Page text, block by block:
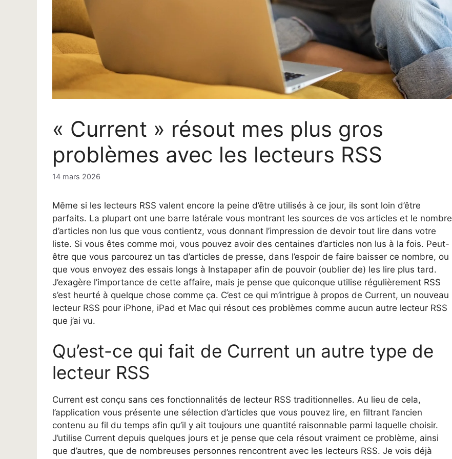
« Current » résout mes plus gros
problèmes avec les lecteurs RSS
14 mars 2026
Même si les lecteurs RSS valent encore la peine d’être utilisés à ce jour, ils sont loin d’être
parfaits. La plupart ont une barre latérale vous montrant les sources de vos articles et le nombre
d’articles non lus que vous contientz, vous donnant l’impression de devoir tout lire dans votre
liste. Si vous êtes comme moi, vous pouvez avoir des centaines d’articles non lus à la fois. Peut-
être que vous parcourez un tas d’articles de presse, dans l’espoir de faire baisser ce nombre, ou
que vous envoyez des essais longs à Instapaper afin de pouvoir (oublier de) les lire plus tard.
J’exagère l’importance de cette affaire, mais je pense que quiconque utilise régulièrement RSS
s’est heurté à quelque chose comme ça. C’est ce qui m’intrigue à propos de Current, un nouveau
lecteur RSS pour iPhone, iPad et Mac qui résout ces problèmes comme aucun autre lecteur RSS
que j’ai vu.
Qu’est-ce qui fait de Current un autre type de
lecteur RSS
Current est conçu sans ces fonctionnalités de lecteur RSS traditionnelles. Au lieu de cela,
l’application vous présente une sélection d’articles que vous pouvez lire, en filtrant l’ancien
contenu au fil du temps afin qu’il y ait toujours une quantité raisonnable parmi laquelle choisir.
J’utilise Current depuis quelques jours et je pense que cela résout vraiment ce problème, ainsi
que d’autres, que de nombreuses personnes rencontrent avec les lecteurs RSS. Je vois déjà